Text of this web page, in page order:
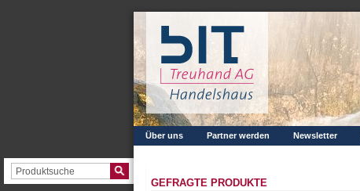
Über uns Partner werden Newsletter
GEFRAGTE PRODUKTE